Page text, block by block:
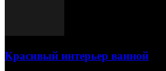
Красивый интерьер ванной